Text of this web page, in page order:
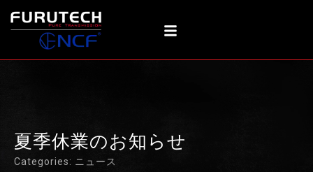
ス
夏季休業のお知らせ
Categories: ニュース